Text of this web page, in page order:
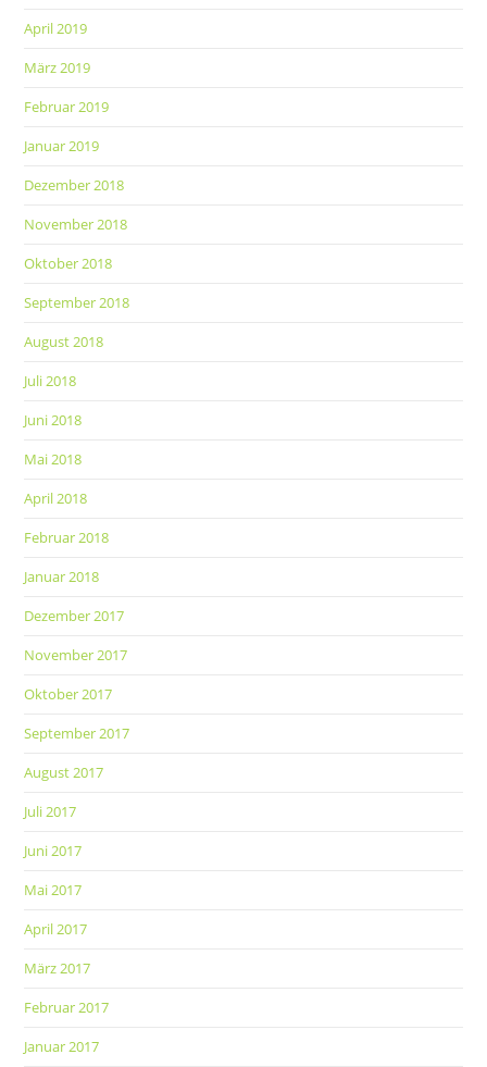
April 2019
März 2019
Februar 2019
Januar 2019
Dezember 2018
November 2018
Oktober 2018
September 2018
August 2018
Juli 2018
Juni 2018
Mai 2018
April 2018
Februar 2018
Januar 2018
Dezember 2017
November 2017
Oktober 2017
September 2017
August 2017
Juli 2017
Juni 2017
Mai 2017
April 2017
März 2017
Februar 2017
Januar 2017